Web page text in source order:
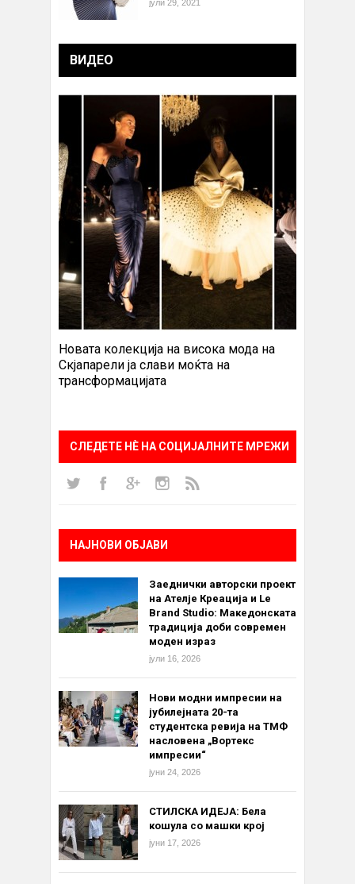
јули 29, 2021
ВИДЕО
Новата колекција на висока мода на
Скјапарели ја слави моќта на
трансформацијата
СЛЕДЕТЕ НÈ НА СОЦИЈАЛНИТЕ МРЕЖИ
НАЈНОВИ ОБЈАВИ
Заеднички авторски проект
на Ателје Креација и Le
Brand Studio: Македонската
традиција доби современ
моден израз
јули 16, 2026
Нови модни импресии на
јубилејната 20-та
студентска ревија на ТМФ
насловена „Вортекс
импресии“
јуни 24, 2026
СТИЛСКА ИДЕЈА: Бела
кошула со машки крој
јуни 17, 2026